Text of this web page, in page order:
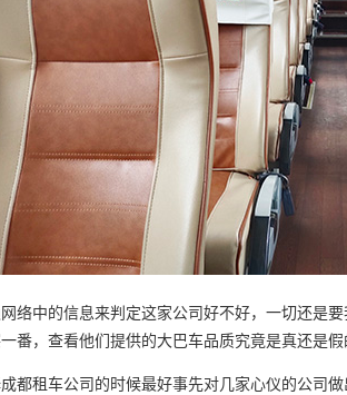
中的信息来判定这家公司好不好，一切还是要
番，查看他们提供的大巴车品质究竟是真还是
租车公司的时候最好事先对几家心仪的公司做